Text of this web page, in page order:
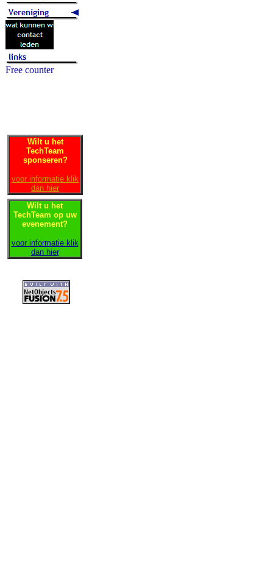
Wilt u het
TechTeam
sponseren?
voor informatie klik
dan hier
Wilt u het
TechTeam op uw
evenement?
voor informatie klik
dan hier